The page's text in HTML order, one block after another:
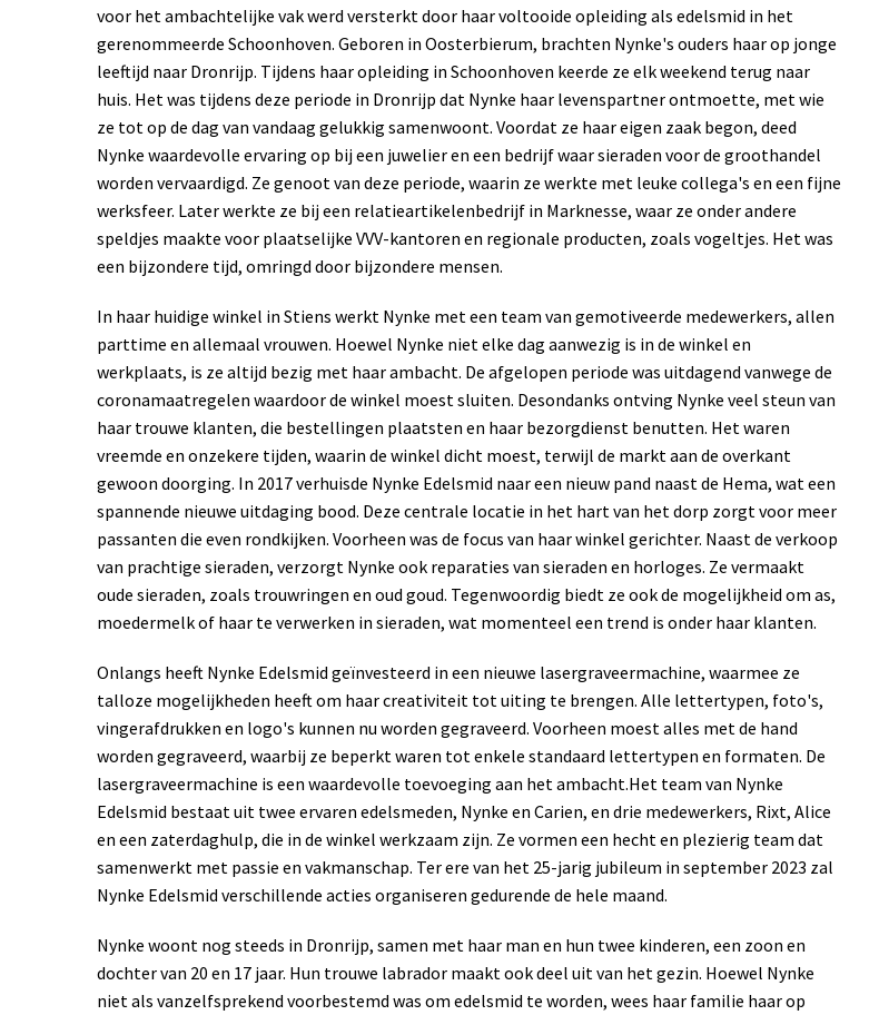
voor het ambachtelijke vak werd versterkt door haar voltooide opleiding als edelsmid in het
gerenommeerde Schoonhoven. Geboren in Oosterbierum, brachten Nynke's ouders haar op jonge
leeftijd naar Dronrijp. Tijdens haar opleiding in Schoonhoven keerde ze elk weekend terug naar
huis. Het was tijdens deze periode in Dronrijp dat Nynke haar levenspartner ontmoette, met wie
ze tot op de dag van vandaag gelukkig samenwoont. Voordat ze haar eigen zaak begon, deed
Nynke waardevolle ervaring op bij een juwelier en een bedrijf waar sieraden voor de groothandel
worden vervaardigd. Ze genoot van deze periode, waarin ze werkte met leuke collega's en een fijne
werksfeer. Later werkte ze bij een relatieartikelenbedrijf in Marknesse, waar ze onder andere
speldjes maakte voor plaatselijke VVV-kantoren en regionale producten, zoals vogeltjes. Het was
een bijzondere tijd, omringd door bijzondere mensen.
In haar huidige winkel in Stiens werkt Nynke met een team van gemotiveerde medewerkers, allen
parttime en allemaal vrouwen. Hoewel Nynke niet elke dag aanwezig is in de winkel en
werkplaats, is ze altijd bezig met haar ambacht. De afgelopen periode was uitdagend vanwege de
coronamaatregelen waardoor de winkel moest sluiten. Desondanks ontving Nynke veel steun van
haar trouwe klanten, die bestellingen plaatsten en haar bezorgdienst benutten. Het waren
vreemde en onzekere tijden, waarin de winkel dicht moest, terwijl de markt aan de overkant
gewoon doorging. In 2017 verhuisde Nynke Edelsmid naar een nieuw pand naast de Hema, wat een
spannende nieuwe uitdaging bood. Deze centrale locatie in het hart van het dorp zorgt voor meer
passanten die even rondkijken. Voorheen was de focus van haar winkel gerichter. Naast de verkoop
van prachtige sieraden, verzorgt Nynke ook reparaties van sieraden en horloges. Ze vermaakt
oude sieraden, zoals trouwringen en oud goud. Tegenwoordig biedt ze ook de mogelijkheid om as,
moedermelk of haar te verwerken in sieraden, wat momenteel een trend is onder haar klanten.
Onlangs heeft Nynke Edelsmid geïnvesteerd in een nieuwe lasergraveermachine, waarmee ze
talloze mogelijkheden heeft om haar creativiteit tot uiting te brengen. Alle lettertypen, foto's,
vingerafdrukken en logo's kunnen nu worden gegraveerd. Voorheen moest alles met de hand
worden gegraveerd, waarbij ze beperkt waren tot enkele standaard lettertypen en formaten. De
lasergraveermachine is een waardevolle toevoeging aan het ambacht.Het team van Nynke
Edelsmid bestaat uit twee ervaren edelsmeden, Nynke en Carien, en drie medewerkers, Rixt, Alice
en een zaterdaghulp, die in de winkel werkzaam zijn. Ze vormen een hecht en plezierig team dat
samenwerkt met passie en vakmanschap. Ter ere van het 25-jarig jubileum in september 2023 zal
Nynke Edelsmid verschillende acties organiseren gedurende de hele maand.
Nynke woont nog steeds in Dronrijp, samen met haar man en hun twee kinderen, een zoon en
dochter van 20 en 17 jaar. Hun trouwe labrador maakt ook deel uit van het gezin. Hoewel Nynke
niet als vanzelfsprekend voorbestemd was om edelsmid te worden, wees haar familie haar op